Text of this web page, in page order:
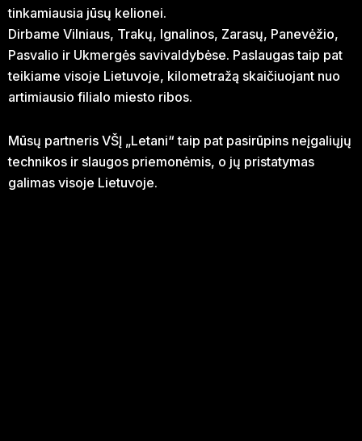
tinkamiausia jūsų kelionei.
Dirbame Vilniaus, Trakų, Ignalinos, Zarasų, Panevėžio,
Pasvalio ir Ukmergės savivaldybėse. Paslaugas taip pat
teikiame visoje Lietuvoje, kilometražą skaičiuojant nuo
artimiausio filialo miesto ribos.
Mūsų partneris VŠĮ „Letani“ taip pat pasirūpins neįgaliųjų
technikos ir slaugos priemonėmis, o jų pristatymas
galimas visoje Lietuvoje.